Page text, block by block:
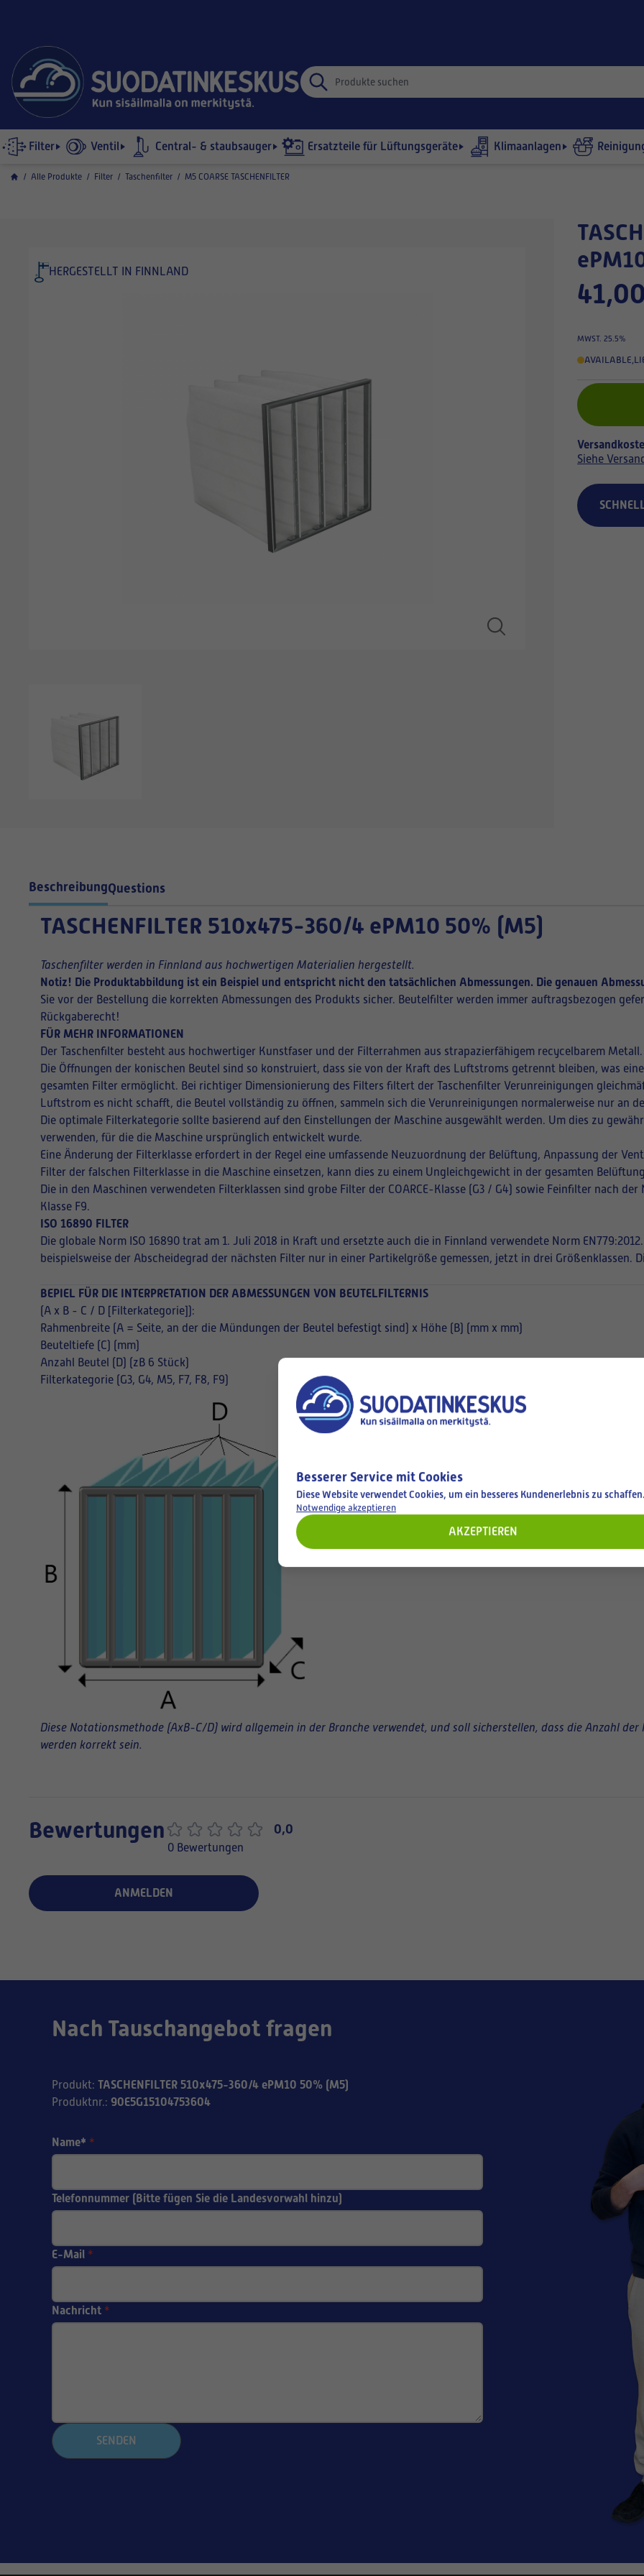
Filter Ventil Central- & staubsauger Ersatzteile für Lüftungsgeräte Klimaanlagen
/ Alle Produkte / Filter / Taschenfilter / M5 COARSE TASCHENFILTER
HERGESTELLT IN FINNLAND
TASCHENFILTER 510x475-360/4
MWST. 25.5%
AVAILABLE,
Siehe
BeschreibungQuestions
TASCHENFILTER 510x475-360/4 ePM10 50% (M5)
Taschenfilter werden in Finnland aus hochwertigen Materialien hergestellt.
Notiz! Die Produktabbildung ist ein Beispiel und entspricht nicht den tatsächlichen Abmessungen. Die genauen
Sie vor der Bestellung die korrekten Abmessungen des Produkts sicher. Beutelfilter werden immer auftragsbezogen
Rückgaberecht!
FÜR MEHR INFORMATIONEN
Der Taschenfilter besteht aus hochwertiger Kunstfaser und der Filterrahmen aus strapazierfähigem recycelbarem Metall.
Die Öffnungen der konischen Beutel sind so konstruiert, dass sie von der Kraft des Luftstroms getrennt bleiben, was
gesamten Filter ermöglicht. Bei richtiger Dimensionierung des Filters filtert der Taschenfilter Verunreinigungen
Luftstrom es nicht schafft, die Beutel vollständig zu öffnen, sammeln sich die Verunreinigungen normalerweise nur an
Die optimale Filterkategorie sollte basierend auf den Einstellungen der Maschine ausgewählt werden. Um dies zu
verwenden, für die die Maschine ursprünglich entwickelt wurde.
Eine Änderung der Filterklasse erfordert in der Regel eine umfassende Neuzuordnung der Belüftung, Anpassung der
Filter der falschen Filterklasse in die Maschine einsetzen, kann dies zu einem Ungleichgewicht in der gesamten
Die in den Maschinen verwendeten Filterklassen sind grobe Filter der COARCE-Klasse (G3 / G4) sowie Feinfilter nach
Klasse F9.
ISO 16890 FILTER
Die globale Norm ISO 16890 trat am 1. Juli 2018 in Kraft und ersetzte auch die in Finnland verwendete Norm
beispielsweise der Abscheidegrad der nächsten Filter nur in einer Partikelgröße gemessen, jetzt in drei Größenklassen.
BEPIEL FÜR DIE INTERPRETATION DER ABMESSUNGEN VON BEUTELFILTERNIS
(A x B - C / D [Filterkategorie]):
Rahmenbreite (A = Seite, an der die Mündungen der Beutel befestigt sind) x Höhe (B) (mm x mm)
Beuteltiefe (C) (mm)
Anzahl Beutel (D) (zB 6 Stück)
Filterkategorie (G3, G4, M5, F7, F8, F9)
Diese Notationsmethode (AxB-C/D) wird allgemein in der Branche verwendet, und soll sicherstellen, dass die Anzahl
werden korrekt sein.
Bewertungen 0,0
0 Bewertungen
ANMELDEN
Nach Tauschangebot fragen
Produkt: TASCHENFILTER 510x475-360/4 ePM10 50% (M5)
Produktnr.: 90E5G15104753604
Name* *
Telefonnummer (Bitte fügen Sie die Landesvorwahl hinzu)
E-Mail *
Nachricht *
SENDEN
Besserer Service mit Cookies
Diese Website verwendet Cookies, um ein besseres Kundenerlebnis zu schaffen.
Notwendige akzeptieren
AKZEPTIEREN